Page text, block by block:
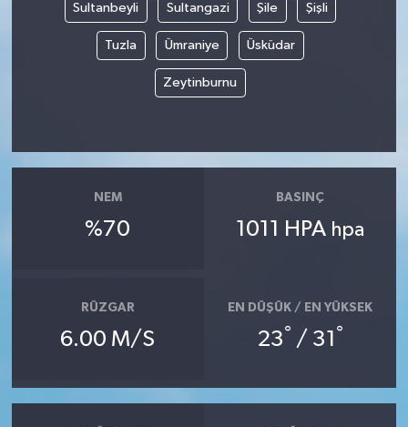
Sultanbeyli Sultangazi Şile Şişli
Tuzla Ümraniye Üsküdar
Zeytinburnu
NEM
%70
BASINÇ
1011 HPA hpa
RÜZGAR
6.00 M/S
EN DÜŞÜK / EN YÜKSEK
23° / 31 °